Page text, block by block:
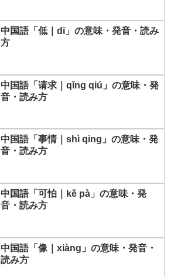
中国語「低｜dī」の意味・発音・読み
方
中国語「请求｜qǐng qiú」の意味・発
音・読み方
中国語「事情｜shì qing」の意味・発
音・読み方
中国語「可怕｜kě pà」の意味・発
音・読み方
中国語「像｜xiàng」の意味・発音・
読み方